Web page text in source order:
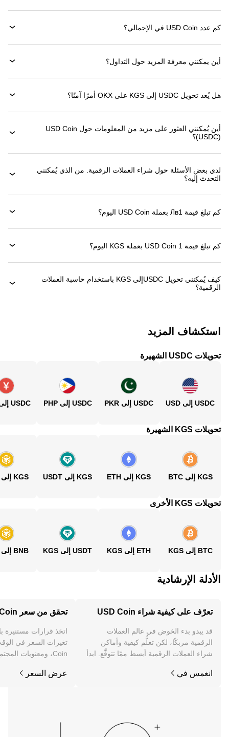
كم عدد USD Coin في الإجمالي؟
أين يمكنني معرفة المزيد حول التداول؟
هل يُعد تحويل USDC إلى KGS على OKX أمرًا آمنًا؟
أين يُمكنني العثور على مزيد من المعلومات حول ‏USD Coin
(‏USDC)؟
لدي بعض الأسئلة حول شراء العملات الرقمية. من الذي يُمكنني
التحدث إليه؟
كم تبلغ قيمة 1‏Лв بعملة ‏USD Coin اليوم؟
كم تبلغ قيمة 1 ‏USD Coin بعملة ‏KGS اليوم؟
كيف يُمكنني تحويل ‏USDCإلى ‏KGS باستخدام حاسبة العملات
الرقمية؟
استكشاف المزيد
تحويلات USDC الشهيرة
USDC إلى USD USDC إلى PKR USDC إلى PHP USDC إلى CNY
تحويلات KGS الشهيرة
KGS إلى BTC KGS إلى ETH KGS إلى USDT KGS إلى BNB
تحويلات KGS الأخرى
BTC إلى KGS ETH إلى KGS USDT إلى KGS BNB إلى KGS
الأدلة الإرشادية
تعرّف على كيفية شراء USD Coin
قد يبدو بدء الخوض في عالم العملات
الرقمية مربكًا، لكن تعلُّم كيفية وأماكن
شراء العملات الرقمية أبسط ممّا تتوقَّع. ابدأ
الويب.
انغمس في
تحقق من سعر USD Coin
اتخذ قرارات
Coin، ومعنويات المجتمع والأخبار والمزيد.
عرض السعر